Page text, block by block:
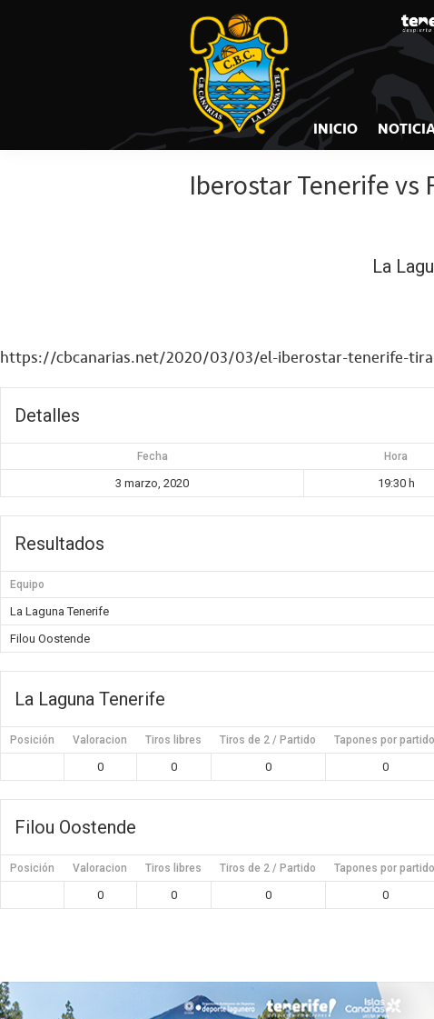
principal
CB
CANARIAS
INICIO
Iberostar Tenerife vs
La
https://cbcanarias.net/2020/03/03/el-iberostar-tenerife-
Detalles
Fecha Hora
3 marzo, 2020 19:30 h
Resultados
Equipo
La Laguna Tenerife
Filou Oostende
La Laguna Tenerife
Posición Valoracion Tiros libres Tiros de 2 / Partido Tapones por partido
0 0 0 0
Filou Oostende
Posición Valoracion Tiros libres Tiros de 2 / Partido Tapones por partido
0 0 0 0